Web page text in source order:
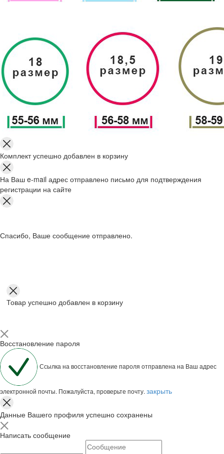
Комплект успешно добавлен в корзину
На Ваш e-mail адрес отправлено письмо для подтверждения
регистрации на сайте
Спасибо, Ваше сообщение отправлено.
Товар успешно добавлен в корзину
Восстановление пароля
Ссылка на восстановление пароля отправлена на Ваш адрес
электронной почты. Пожалуйста, проверьте почту. закрыть
Данные Вашего профиля успешно сохранены
Написать сообщение